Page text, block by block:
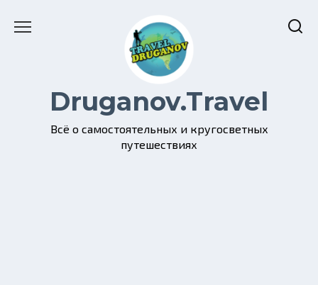
Druganov.Travel
Всё о самостоятельных и кругосветных
путешествиях